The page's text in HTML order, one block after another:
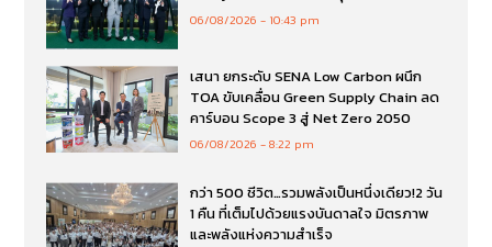
06/08/2026 10:43 pm
เสนา ยกระดับ SENA Low Carbon ผนึก
TOA ขับเคลื่อน Green Supply Chain ลด
คาร์บอน Scope 3 สู่ Net Zero 2050
06/08/2026 8:22 pm
กว่า 500 ชีวิต…รวมพลังเป็นหนึ่งเดียว!2 วัน
1 คืน ที่เต็มไปด้วยแรงบันดาลใจ มิตรภาพ
และพลังแห่งความสำเร็จ